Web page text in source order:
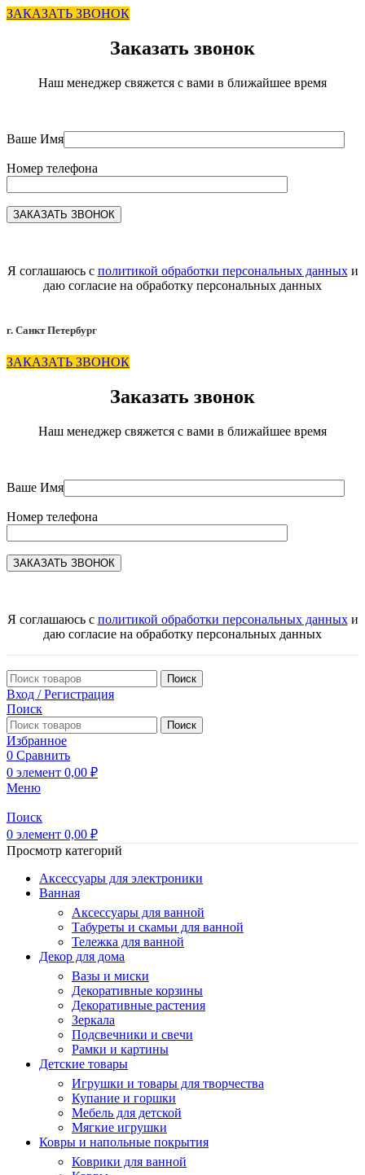
ЗАКАЗАТЬ ЗВОНОК
Заказать звонок
Наш менеджер свяжется с вами в ближайшее время
Ваше Имя
Номер телефона
Я соглашаюсь с политикой обработки персональных данныхи
даю согласие на обработку персональных данных
г. Санкт Петербург
ЗАКАЗАТЬ ЗВОНОК
Заказать звонок
Наш менеджер свяжется с вами в ближайшее время
Ваше Имя
Номер телефона
Я соглашаюсь с политикой обработки персональных данныхи
даю согласие на обработку персональных данных
Поиск
Вход / Регистрация
Поиск
Поиск
Избранное
0 Сравнить
0 элемент 0,00 ₽
Меню
Поиск
0 элемент 0,00 ₽
Просмотр категорий
Аксессуары для электроники
Ванная
Аксессуары для ванной
Табуреты и скамьи для ванной
Тележка для ванной
Декор для дома
Вазы и миски
Декоративные корзины
Декоративные растения
Зеркала
Подсвечники и свечи
Рамки и картины
Детские товары
Игрушки и товары для творчества
Купание и горшки
Мебель для детской
Мягкие игрушки
Ковры и напольные покрытия
Коврики для ванной